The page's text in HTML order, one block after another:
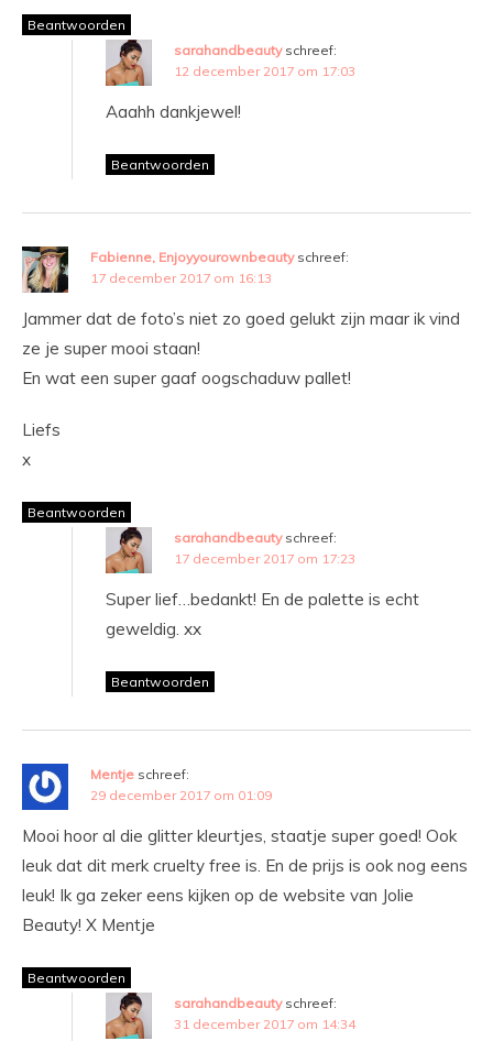
Beantwoorden
sarahandbeauty schreef:
12 december 2017 om 17:03
Aaahh dankjewel!
Beantwoorden
Fabienne, Enjoyyourownbeauty schreef:
17 december 2017 om 16:13
Jammer dat de foto’s niet zo goed gelukt zijn maar ik vind
ze je super mooi staan!
En wat een super gaaf oogschaduw pallet!
Liefs
x
Beantwoorden
sarahandbeauty schreef:
17 december 2017 om 17:23
Super lief…bedankt! En de palette is echt
geweldig. xx
Beantwoorden
Mentje schreef:
29 december 2017 om 01:09
Mooi hoor al die glitter kleurtjes, staatje super goed! Ook
leuk dat dit merk cruelty free is. En de prijs is ook nog eens
leuk! Ik ga zeker eens kijken op de website van Jolie
Beauty! X Mentje
Beantwoorden
sarahandbeauty schreef:
31 december 2017 om 14:34